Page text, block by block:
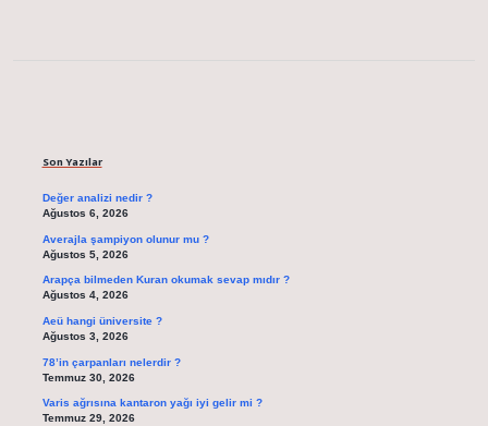
Son Yazılar
Değer analizi nedir ?
Ağustos 6, 2026
Averajla şampiyon olunur mu ?
Ağustos 5, 2026
Arapça bilmeden Kuran okumak sevap mıdır ?
Ağustos 4, 2026
Aeü hangi üniversite ?
Ağustos 3, 2026
78’in çarpanları nelerdir ?
Temmuz 30, 2026
Varis ağrısına kantaron yağı iyi gelir mi ?
Temmuz 29, 2026